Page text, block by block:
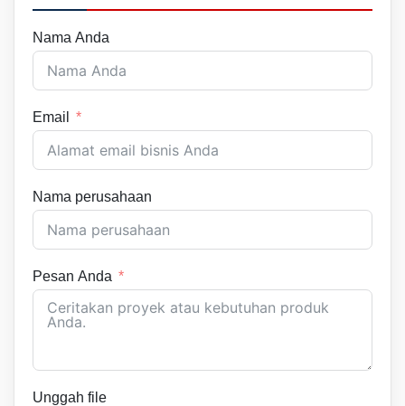
Nama Anda
Email
Nama perusahaan
Pesan Anda
Unggah file